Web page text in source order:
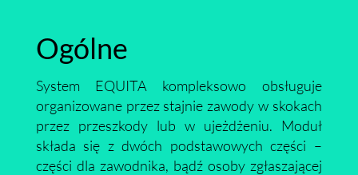
Ogólne
System EQUITA kompleksowo obsługuje
organizowane przez stajnie zawody w skokach
przez przeszkody lub w ujeżdżeniu. Moduł
składa się z dwóch podstawowych części –
części dla zawodnika, bądź osoby zgłaszającej